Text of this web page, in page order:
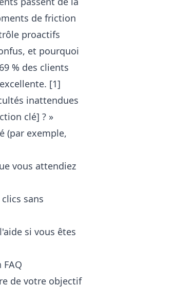
de friction
proactifs
et pourquoi
% des clients
[1]
inattendues
clé] ? »
(par exemple,
vous attendiez
sans
si vous êtes
de votre objectif